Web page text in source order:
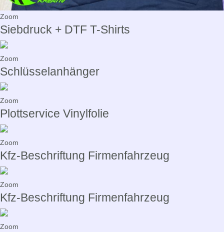
Zoom
Siebdruck + DTF T-Shirts
Zoom
Schlüsselanhänger
Zoom
Plottservice Vinylfolie
Zoom
Kfz-Beschriftung Firmenfahrzeug
Zoom
Kfz-Beschriftung Firmenfahrzeug
Zoom